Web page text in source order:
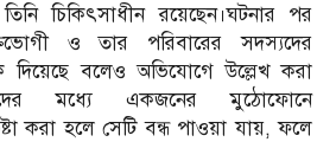
চিকিৎসাধীন রয়েছেন।ঘটনার পর
ও তার পরিবারের সদস্যদের
দিয়েছে বলেও অভিযোগে উল্লেখ করা
মধ্যে একজনের মুঠোফোনে
করা হলে সেটি বন্ধ পাওয়া যায়, ফলে